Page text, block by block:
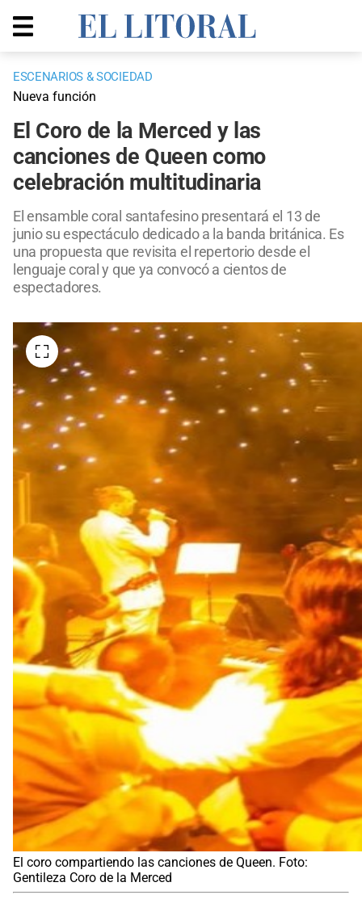
ESCENARIOS & SOCIEDAD
Nueva función
El Coro de la Merced y las
canciones de Queen como
celebración multitudinaria
El ensamble coral santafesino presentará el 13 de
junio su espectáculo dedicado a la banda británica. Es
una propuesta que revisita el repertorio desde el
lenguaje coral y que ya convocó a cientos de
espectadores.
El coro compartiendo las canciones de Queen. Foto:
Gentileza Coro de la Merced